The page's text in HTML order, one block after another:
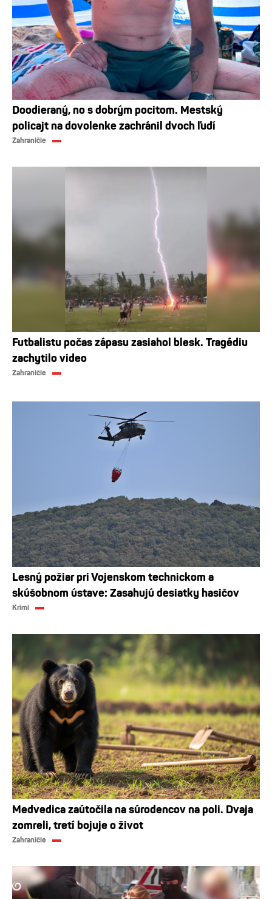
Doodieraný, no s dobrým pocitom. Mestský
policajt na dovolenke zachránil dvoch ľudí
Zahraničie
Futbalistu počas zápasu zasiahol blesk. Tragédiu
zachytilo video
Zahraničie
Lesný požiar pri Vojenskom technickom a
skúšobnom ústave: Zasahujú desiatky hasičov
Krimi
Medvedica zaútočila na súrodencov na poli. Dvaja
zomreli, tretí bojuje o život
Zahraničie